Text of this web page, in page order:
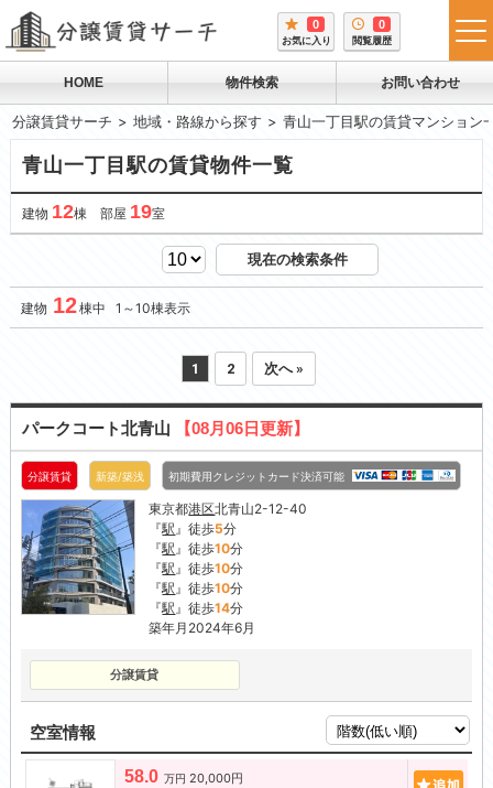
0
お気に入り
0
閲覧履歴
HOME 物件検索 お問い合わせ
分譲賃貸サーチ 地域・路線から探す 青山一丁目駅の賃貸マンション
青山一丁目駅の賃貸物件一覧
建物 12棟 部屋 19室
現在の検索条件
建物 12棟中 1～10棟表示
1 2 次へ »
パークコート北青山 【08月06日更新】
分譲賃貸 新築/築浅 初期費用クレジットカード決済可能
東京都港区北青山2-12-40
『駅』徒歩5分
『駅』徒歩10分
『駅』徒歩10分
『駅』徒歩10分
『駅』徒歩14分
築年月2024年6月
分譲賃貸
空室情報
58.0 万円 20,000円